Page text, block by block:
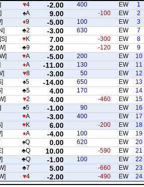
1
EW
400
-2.00
♥4
2
EW
-100
9.00
♠A
3
EW
100
-5.00
♦9
7
EW
630
-3.00
♣2
8
EW
-300
7.00
♥K
9
EW
-120
2.00
♣9
10
EW
200
-5.00
♥A
11
EW
130
-11.00
♦A
12
EW
50
-3.00
♥8
13
EW
650
-14.00
♠5
14
EW
170
4.00
♣5
15
EW
-460
4.00
♥2
16
EW
90
-1.00
♠5
17
EW
400
-3.00
♥A
18
EW
-200
6.00
♥K
19
EW
100
-4.00
♦A
20
EW
620
0.00
♠Q
21
EW
-590
10.00
♣Q
22
EW
100
-1.00
♣Q
23
EW
-660
5.00
♣7
24
EW
-490
-2.00
♥4